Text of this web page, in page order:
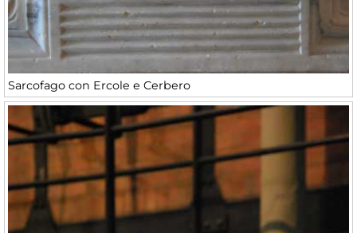
Sarcofago con Ercole e Cerbero